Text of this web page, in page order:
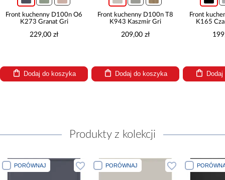
Front kuchenny D100n O6
K273 Granat Gri
229,00 zł
Dodaj do koszyka
Front kuchenny D100n T8
K943 Kaszmir Gri
209,00 zł
Dodaj do koszyka
Front
K165
Produkty z kolekcji
PORÓWNAJ PORÓWNAJ